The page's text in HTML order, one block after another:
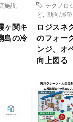
施設
ヶ関キ
島の冷
テクノロ
ど
動向/展望
ロジスネ
のフォー
ンジ、オ
向上図る